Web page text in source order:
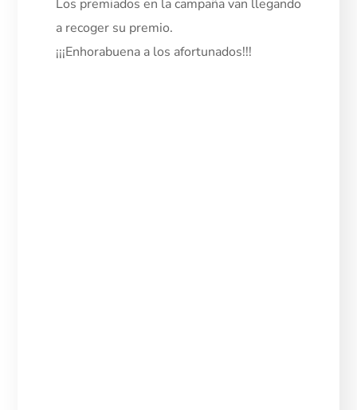
Los premiados en la campaña van llegando
a recoger su premio.
¡¡¡Enhorabuena a los afortunados!!!